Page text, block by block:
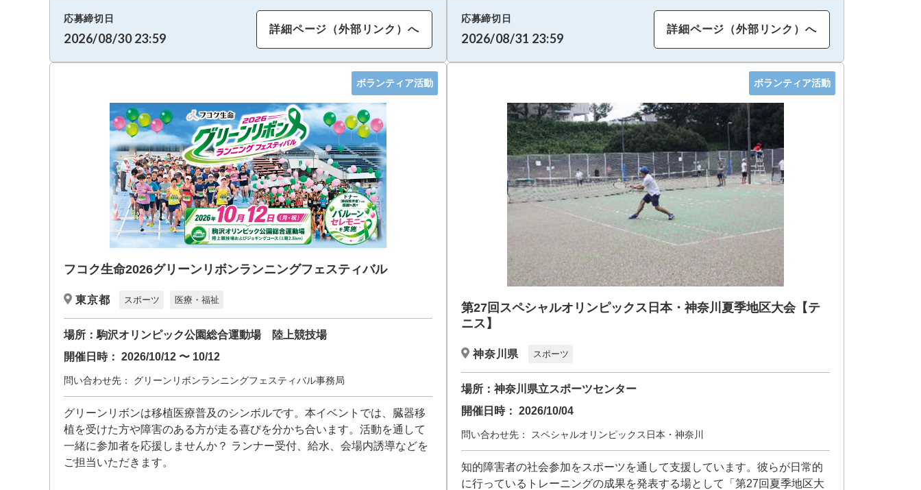
応募締切日
2026/08/30 23:59
詳細ページ（外部リンク）へ
応募締切日
2026/08/31 23:59
詳細ページ（外部リンク）へ
ボランティア活動
フコク生命2026グリーンリボンランニングフェスティバル
東京都 スポーツ 医療・福祉
場所： 駒沢オリンピック公園総合運動場 陸上競技場
開催日時： 2026/10/12 〜 10/12
問い合わせ先： グリーンリボンランニングフェスティバル事務局
グリーンリボンは移植医療普及のシンボルです。本イベントでは、臓器移
植を受けた方や障害のある方が走る喜びを分かち合います。活動を通して
一緒に参加者を応援しませんか？ ランナー受付、給水、会場内誘導などを
ご担当いただきます。
ボランティア活動
第27回スペシャルオリンピックス日本・神奈川夏季地区大会【テ
ニス】
神奈川県 スポーツ
場所： 神奈川県立スポーツセンター
開催日時： 2026/10/04
問い合わせ先： スペシャルオリンピックス日本・神奈川
知的障害者の社会参加をスポーツを通して支援しています。彼らが日常的
に行っているトレーニングの成果を発表する場として「第27回夏季地区大